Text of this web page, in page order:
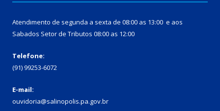
Atendimento de segunda a sexta de 08:00 as 13:00 e aos
Sabados Setor de Tributos 08:00 as 12:00
Telefone:
(91) 99253-6072
E-mail:
ouvidoria@salinopolis.pa.gov.br